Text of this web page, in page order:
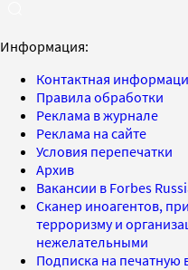
Информация:
Контактная
Правила обработки
Реклама в журнале
Реклама на сайте
Условия перепечатки
Архив
Вакансии в Forbes
Сканер иноагентов,
терроризму и
нежелательными
Подписка на печатную